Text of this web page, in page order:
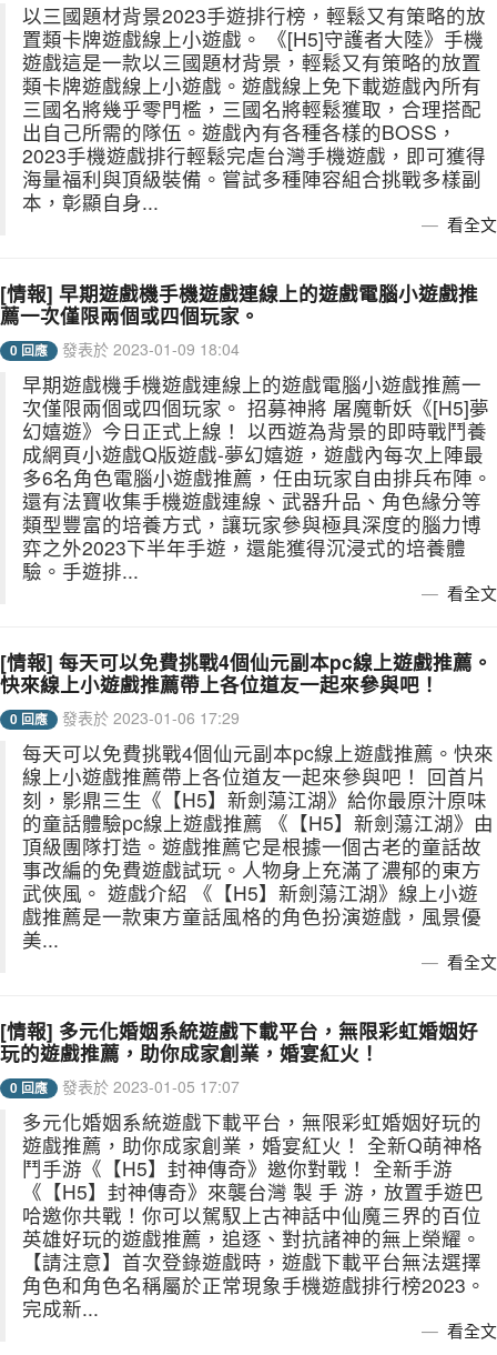
以三國題材背景2023手遊排行榜，輕鬆又有策略的放
置類卡牌遊戲線上小遊戲。 《[H5]守護者大陸》手機
遊戲這是一款以三國題材背景，輕鬆又有策略的放置
類卡牌遊戲線上小遊戲。遊戲線上免下載遊戲內所有
三國名將幾乎零門檻，三國名將輕鬆獲取，合理搭配
出自己所需的隊伍。遊戲內有各種各樣的BOSS，
2023手機遊戲排行輕鬆完虐台灣手機遊戲，即可獲得
海量福利與頂級裝備。嘗試多種陣容組合挑戰多樣副
本，彰顯自身...
看全文
[情報] 早期遊戲機手機遊戲連線上的遊戲電腦小遊戲推
薦一次僅限兩個或四個玩家。
0 回應 發表於 2023-01-09 18:04
早期遊戲機手機遊戲連線上的遊戲電腦小遊戲推薦一
次僅限兩個或四個玩家。 招募神將 屠魔斬妖《[H5]夢
幻嬉遊》今日正式上線！ 以西遊為背景的即時戰鬥養
成網頁小遊戲Q版遊戲-夢幻嬉遊，遊戲內每次上陣最
多6名角色電腦小遊戲推薦，任由玩家自由排兵布陣。
還有法寶收集手機遊戲連線、武器升品、角色緣分等
類型豐富的培養方式，讓玩家參與極具深度的腦力博
弈之外2023下半年手遊，還能獲得沉浸式的培養體
驗。手遊排...
看全文
[情報] 每天可以免費挑戰4個仙元副本pc線上遊戲推薦。
快來線上小遊戲推薦帶上各位道友一起來參與吧！
0 回應 發表於 2023-01-06 17:29
每天可以免費挑戰4個仙元副本pc線上遊戲推薦。快來
線上小遊戲推薦帶上各位道友一起來參與吧！ 回首片
刻，影鼎三生《【H5】新劍蕩江湖》給你最原汁原味
的童話體驗pc線上遊戲推薦 《【H5】新劍蕩江湖》由
頂級團隊打造。遊戲推薦它是根據一個古老的童話故
事改編的免費遊戲試玩。人物身上充滿了濃郁的東方
武俠風。 遊戲介紹 《【H5】新劍蕩江湖》線上小遊
戲推薦是一款東方童話風格的角色扮演遊戲，風景優
美...
看全文
[情報] 多元化婚姻系統遊戲下載平台，無限彩虹婚姻好
玩的遊戲推薦，助你成家創業，婚宴紅火！
0 回應 發表於 2023-01-05 17:07
多元化婚姻系統遊戲下載平台，無限彩虹婚姻好玩的
遊戲推薦，助你成家創業，婚宴紅火！ 全新Q萌神格
鬥手游《【H5】封神傳奇》邀你對戰！ 全新手游
《【H5】封神傳奇》來襲台灣 製 手 游，放置手遊巴
哈邀你共戰！你可以駕馭上古神話中仙魔三界的百位
英雄好玩的遊戲推薦，追逐、對抗諸神的無上榮耀。
【請注意】首次登錄遊戲時，遊戲下載平台無法選擇
角色和角色名稱屬於正常現象手機遊戲排行榜2023。
完成新...
看全文